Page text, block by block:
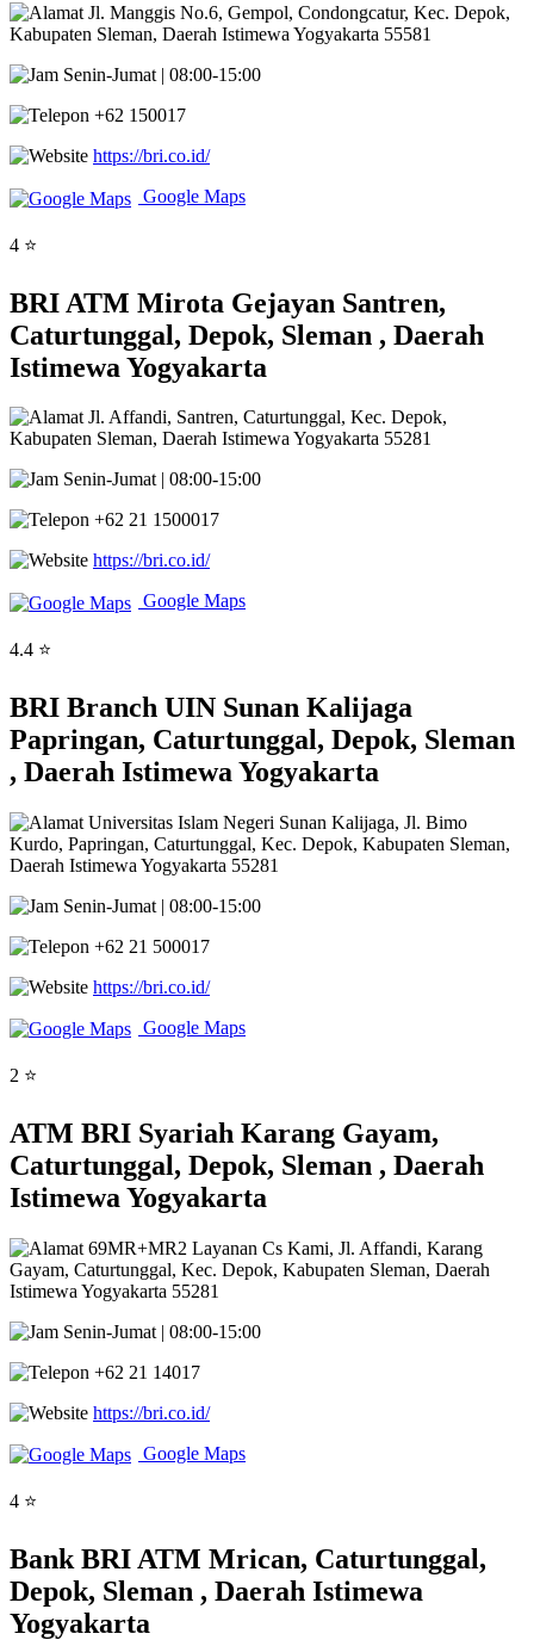
Jl. Manggis No.6, Gempol, Condongcatur, Kec. Depok,
Kabupaten Sleman, Daerah Istimewa Yogyakarta 55581
Senin-Jumat | 08:00-15:00
+62 150017
https://bri.co.id/
Google Maps
4 ⭐
BRI ATM Mirota Gejayan Santren,
Caturtunggal, Depok, Sleman , Daerah
Istimewa Yogyakarta
Jl. Affandi, Santren, Caturtunggal, Kec. Depok,
Kabupaten Sleman, Daerah Istimewa Yogyakarta 55281
Senin-Jumat | 08:00-15:00
+62 21 1500017
https://bri.co.id/
Google Maps
4.4 ⭐
BRI Branch UIN Sunan Kalijaga
Papringan, Caturtunggal, Depok, Sleman
, Daerah Istimewa Yogyakarta
Universitas Islam Negeri Sunan Kalijaga, Jl. Bimo
Kurdo, Papringan, Caturtunggal, Kec. Depok, Kabupaten Sleman,
Daerah Istimewa Yogyakarta 55281
Senin-Jumat | 08:00-15:00
+62 21 500017
https://bri.co.id/
Google Maps
2 ⭐
ATM BRI Syariah Karang Gayam,
Caturtunggal, Depok, Sleman , Daerah
Istimewa Yogyakarta
69MR+MR2 Layanan Cs Kami, Jl. Affandi, Karang
Gayam, Caturtunggal, Kec. Depok, Kabupaten Sleman, Daerah
Istimewa Yogyakarta 55281
Senin-Jumat | 08:00-15:00
+62 21 14017
https://bri.co.id/
Google Maps
4 ⭐
Bank BRI ATM Mrican, Caturtunggal,
Depok, Sleman , Daerah Istimewa
Yogyakarta